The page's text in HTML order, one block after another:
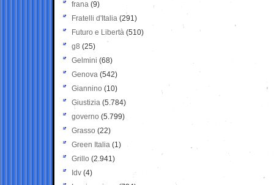
frana (9)
Fratelli d'Italia (291)
Futuro e Libertà (510)
g8 (25)
Gelmini (68)
Genova (542)
Giannino (10)
Giustizia (5.784)
governo (5.799)
Grasso (22)
Green Italia (1)
Grillo (2.941)
Idv (4)